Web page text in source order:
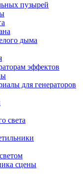
пузырей
дыма
эффектов
для генераторов
света
сцены